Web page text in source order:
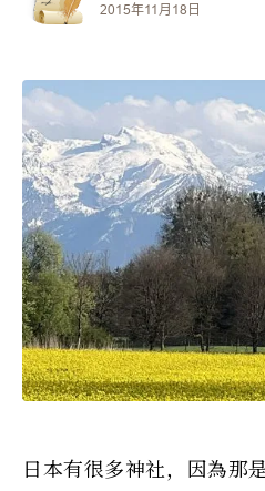
2015年11月18日
日本有很多神社，因為那